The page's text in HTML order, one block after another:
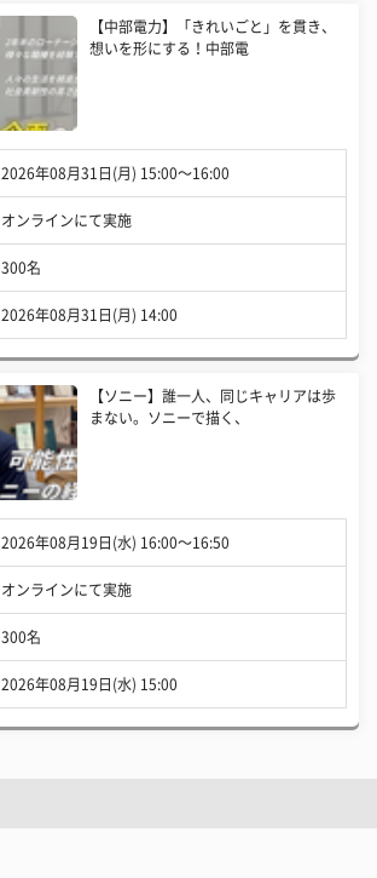
【中部電力】「きれいごと」を貫き、
想いを形にする！中部電
2026年08月31日(月) 15:00〜16:00
オンラインにて実施
300名
2026年08月31日(月) 14:00
【ソニー】誰一人、同じキャリアは歩
まない。ソニーで描く、
2026年08月19日(水) 16:00〜16:50
オンラインにて実施
300名
2026年08月19日(水) 15:00